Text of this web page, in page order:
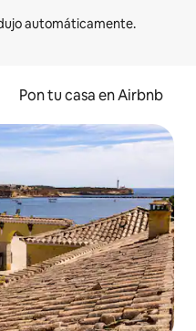
Pon tu casa en Airbnb